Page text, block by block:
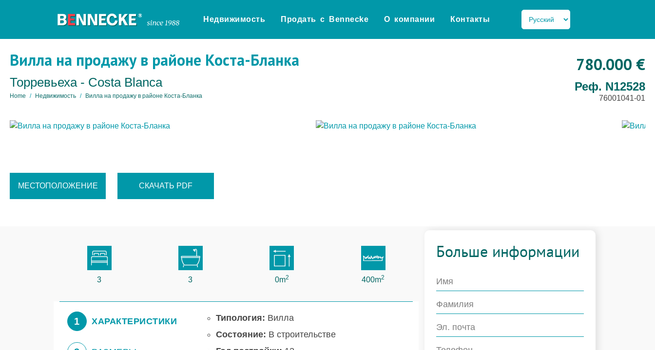
Недвижимость Продать с Bennecke О компании Контакты
Вилла на продажу в районе Коста-Бланка
Торревьеха - Costa Blanca
Home Недвижимость Вилла на продажу в районе Коста-Бланка
780.000 €
Реф. N12528
76001041-01
МЕСТОПОЛОЖЕНИЕ СКАЧАТЬ PDF
3 3 0m2 400m2
1 ХАРАКТЕРИСТИКИ Типология: Вилла
Состояние: В строительстве
Больше информации